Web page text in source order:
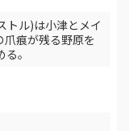
トル)は小津とメイ
爪痕が残る野原を
。